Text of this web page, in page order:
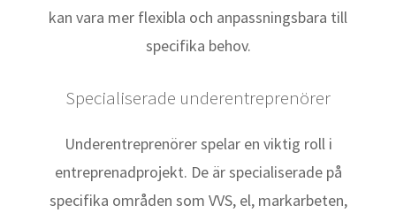
kan vara mer flexibla och anpassningsbara till
specifika behov.
Specialiserade underentreprenörer
Underentreprenörer spelar en viktig roll i
entreprenadprojekt. De är specialiserade på
specifika områden som VVS, el, markarbeten,